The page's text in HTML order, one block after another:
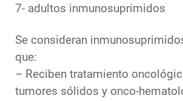
7- adultos inmunosuprimidos
Se consideran
que:
– Reciben tratamiento
tumores sólidos y onco-